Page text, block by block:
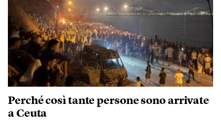
Perché così tante persone sono arrivate
a Ceuta